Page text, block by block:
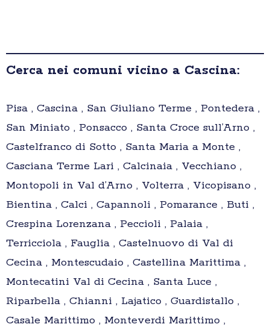
Cerca nei comuni vicino a Cascina:
Pisa , Cascina , San Giuliano Terme , Pontedera ,
San Miniato , Ponsacco , Santa Croce sull’Arno ,
Castelfranco di Sotto , Santa Maria a Monte ,
Casciana Terme Lari , Calcinaia , Vecchiano ,
Montopoli in Val d’Arno , Volterra , Vicopisano ,
Bientina , Calci , Capannoli , Pomarance , Buti ,
Crespina Lorenzana , Peccioli , Palaia ,
Terricciola , Fauglia , Castelnuovo di Val di
Cecina , Montescudaio , Castellina Marittima ,
Montecatini Val di Cecina , Santa Luce ,
Riparbella , Chianni , Lajatico , Guardistallo ,
Casale Marittimo , Monteverdi Marittimo ,